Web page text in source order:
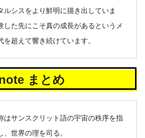
ルシスをより鮮明に描き出していま
した先にこそ真の成長があるというメ
を超えて響き続けています。
まとめ
はサンスクリット語の宇宙の秩序を指
世界の理を司る。